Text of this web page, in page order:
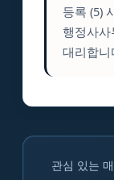
등록 (5)
행정사
대리합니
관심 있는